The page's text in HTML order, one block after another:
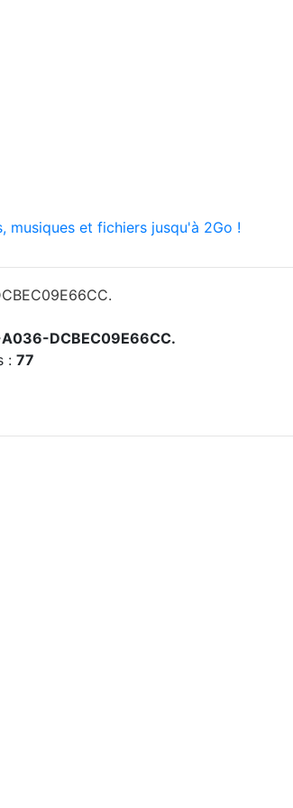
musiques et fichiers jusqu'à 2Go !
DCBEC09E66CC.
: 77